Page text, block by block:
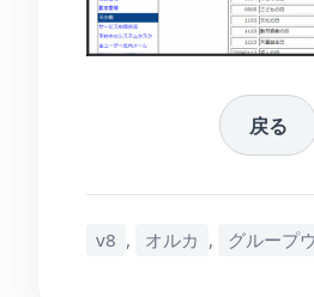
戻る
v8 , オルカ , グループ